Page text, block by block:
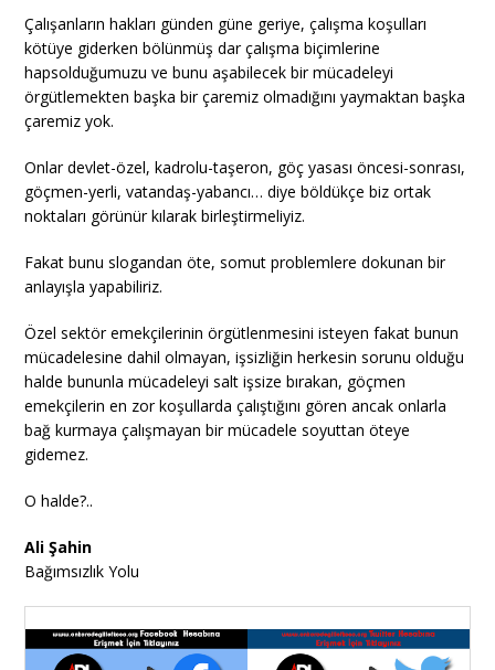
Çalışanların hakları günden güne geriye, çalışma koşulları
kötüye giderken bölünmüş dar çalışma biçimlerine
hapsolduğumuzu ve bunu aşabilecek bir mücadeleyi
örgütlemekten başka bir çaremiz olmadığını yaymaktan başka
çaremiz yok.
Onlar devlet-özel, kadrolu-taşeron, göç yasası öncesi-sonrası,
göçmen-yerli, vatandaş-yabancı… diye böldükçe biz ortak
noktaları görünür kılarak birleştirmeliyiz.
Fakat bunu slogandan öte, somut problemlere dokunan bir
anlayışla yapabiliriz.
Özel sektör emekçilerinin örgütlenmesini isteyen fakat bunun
mücadelesine dahil olmayan, işsizliğin herkesin sorunu olduğu
halde bununla mücadeleyi salt işsize bırakan, göçmen
emekçilerin en zor koşullarda çalıştığını gören ancak onlarla
bağ kurmaya çalışmayan bir mücadele soyuttan öteye
gidemez.
O halde?..
Ali Şahin
Bağımsızlık Yolu